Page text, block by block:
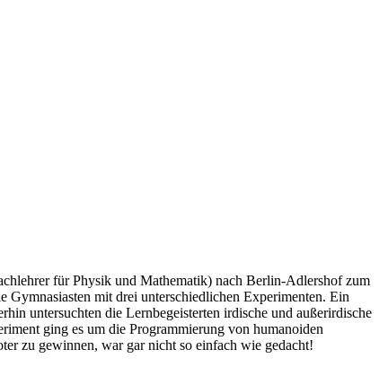
für Physik und Mathematik) nach Berlin-Adlershof zum
mit drei unterschiedlichen Experimenten. Ein
untersuchten die Lernbegeisterten irdische und außerirdische
ging es um die Programmierung von humanoiden
zu gewinnen, war gar nicht so einfach wie gedacht!